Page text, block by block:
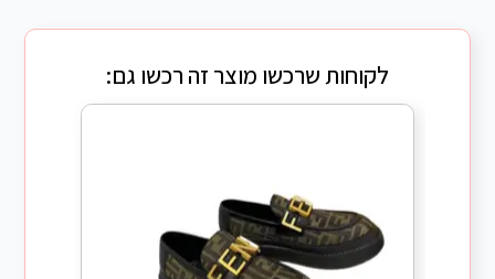
לקוחות שרכשו מוצר זה רכשו גם: